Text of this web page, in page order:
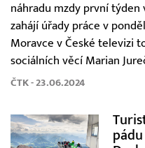
náhradu mzdy první týden
zahájí úřady práce v
Moravce v České televizi
sociálních věcí Marian
ČTK - 23.06.2024